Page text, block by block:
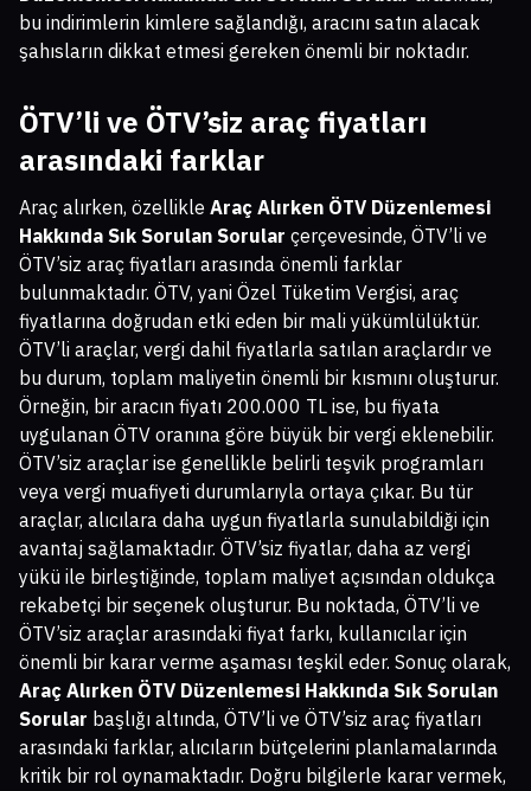
bu indirimlerin kimlere sağlandığı, aracını satın alacak
şahısların dikkat etmesi gereken önemli bir noktadır.
ÖTV’li ve ÖTV’siz araç fiyatları
arasındaki farklar
Araç alırken, özellikle Araç Alırken ÖTV Düzenlemesi
Hakkında Sık Sorulan Sorular çerçevesinde, ÖTV’li ve
ÖTV’siz araç fiyatları arasında önemli farklar
bulunmaktadır. ÖTV, yani Özel Tüketim Vergisi, araç
fiyatlarına doğrudan etki eden bir mali yükümlülüktür.
ÖTV’li araçlar, vergi dahil fiyatlarla satılan araçlardır ve
bu durum, toplam maliyetin önemli bir kısmını oluşturur.
Örneğin, bir aracın fiyatı 200.000 TL ise, bu fiyata
uygulanan ÖTV oranına göre büyük bir vergi eklenebilir.
ÖTV’siz araçlar ise genellikle belirli teşvik programları
veya vergi muafiyeti durumlarıyla ortaya çıkar. Bu tür
araçlar, alıcılara daha uygun fiyatlarla sunulabildiği için
avantaj sağlamaktadır. ÖTV’siz fiyatlar, daha az vergi
yükü ile birleştiğinde, toplam maliyet açısından oldukça
rekabetçi bir seçenek oluşturur. Bu noktada, ÖTV’li ve
ÖTV’siz araçlar arasındaki fiyat farkı, kullanıcılar için
önemli bir karar verme aşaması teşkil eder. Sonuç olarak,
Araç Alırken ÖTV Düzenlemesi Hakkında Sık Sorulan
Sorular başlığı altında, ÖTV’li ve ÖTV’siz araç fiyatları
arasındaki farklar, alıcıların bütçelerini planlamalarında
kritik bir rol oynamaktadır. Doğru bilgilerle karar vermek,